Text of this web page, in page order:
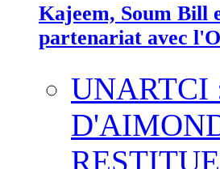
Kajeem, Soum Bill
partenariat avec
UNARTCI